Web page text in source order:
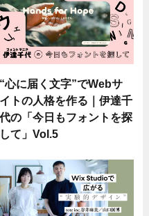
“心に届く文字”でWebサ
イトの人格を作る｜伊達千
代の「今日もフォントを探
して」Vol.5